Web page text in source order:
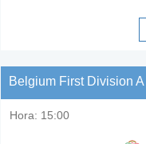
Belgium First Division A
Hora: 15:00